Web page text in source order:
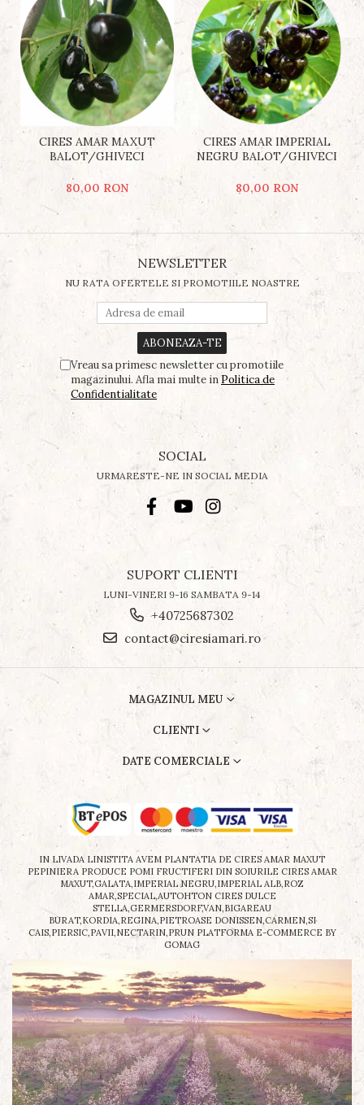
CIRES AMAR MAXUT
BALOT/GHIVECI
80,00 RON
CIRES AMAR IMPERIAL
NEGRU BALOT/GHIVECI
80,00 RON
NEWSLETTER
NU RATA OFERTELE SI PROMOTIILE NOASTRE
Vreau sa primesc newsletter cu promotiile
magazinului. Afla mai multe inPolitica de
Confidentialitate
SOCIAL
URMARESTE-NE IN SOCIAL MEDIA
SUPORT CLIENTI
LUNI-VINERI 9-16 SAMBATA 9-14
+40725687302
contact@ciresiamari.ro
MAGAZINUL MEU
CLIENTI
DATE COMERCIALE
IN LIVADA LINISTITA AVEM PLANTATIA DE CIRES AMAR MAXUT
PEPINIERA PRODUCE POMI FRUCTIFERI DIN SOIURILE CIRES AMAR
MAXUT,GALATA,IMPERIAL NEGRU,IMPERIAL ALB,ROZ
AMAR,SPECIAL,AUTOHTON CIRES DULCE
STELLA,GERMERSDORF,VAN,BIGAREAU
BURAT,KORDIA,REGINA,PIETROASE DONISSEN,CARMEN,SI
CAIS,PIERSIC,PAVII,NECTARIN,PRUN PLATFORMA E-COMMERCE BY
GOMAG